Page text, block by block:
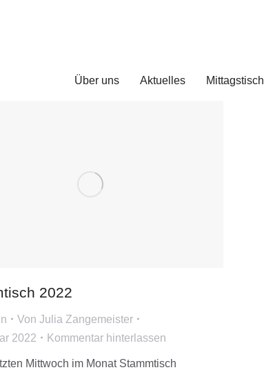
Über uns Aktuelles Mittagstisch
2022
Von Julia Zangemeister
2022
Kommentar hinterlassen
Mittwoch im Monat Stammtisch